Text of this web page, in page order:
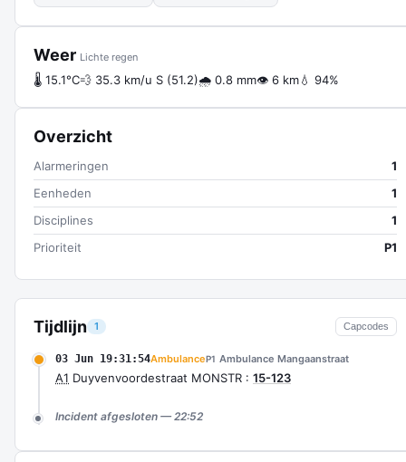
Tijdlijn 1 Capcodes
03 Jun 19:31:54AmbulanceP1 Ambulance Mangaanstraat
A1 Duyvenvoordestraat MONSTR : 15-123
Incident afgesloten — 22:52
Weer Lichte regen
🌡 15.1°C💨 35.3 km/u S (51.2)🌧 0.8 mm👁 6 km💧 94%
Overzicht
Alarmeringen
1
Eenheden
1
Disciplines
1
Prioriteit
P1